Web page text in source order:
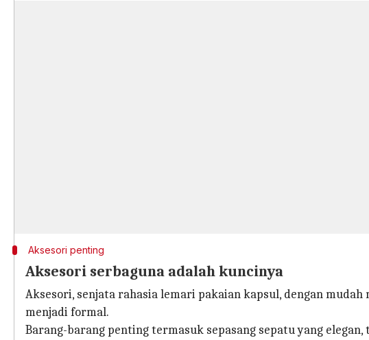
Aksesori penting
Aksesori serbaguna adalah kuncinya
Aksesori, senjata rahasia lemari pakaian kapsul, dengan
menjadi formal.
Barang-barang penting termasuk sepasang sepatu yang